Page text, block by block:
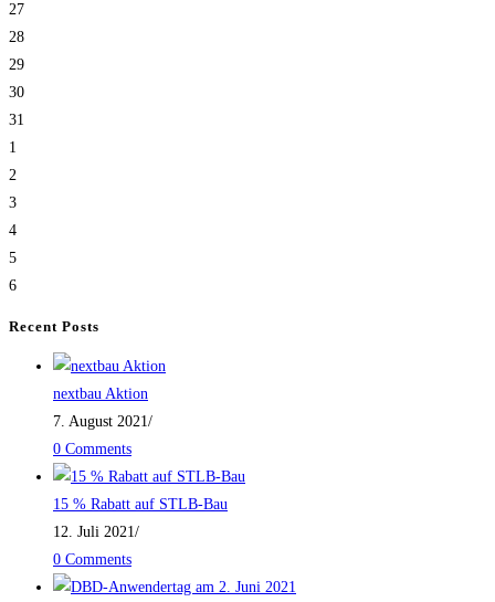
27
28
29
30
31
1
2
3
4
5
6
Recent Posts
nextbau Aktion
7. August 2021 /
0 Comments
15 % Rabatt auf STLB-Bau
12. Juli 2021 /
0 Comments